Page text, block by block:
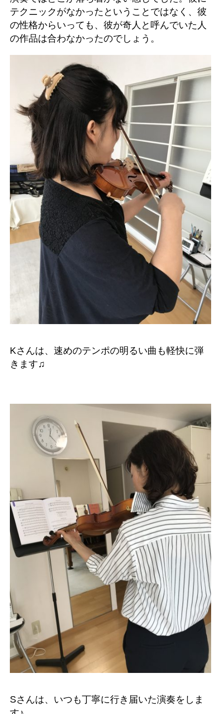
テクニックがなかったということではなく、彼
の性格からいっても、彼が奇人と呼んでいた人
の作品は合わなかったのでしょう。
Kさんは、速めのテンポの明るい曲も軽快に弾
きます♫
Sさんは、いつも丁寧に行き届いた演奏をしま